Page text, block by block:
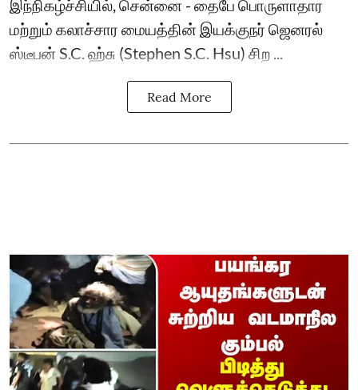
இந்நிகழ்ச்சியில், சென்னை - தைபே பொருளாதார
மற்றும் கலாச்சார மையத்தின் இயக்குநர் ஜெனரல்
ஸ்டீபன் S.C. ஹ்சு (Stephen S.C. Hsu) சிற ...
Read More